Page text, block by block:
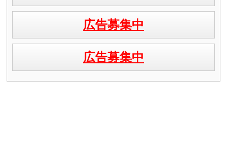
広告募集中
広告募集中